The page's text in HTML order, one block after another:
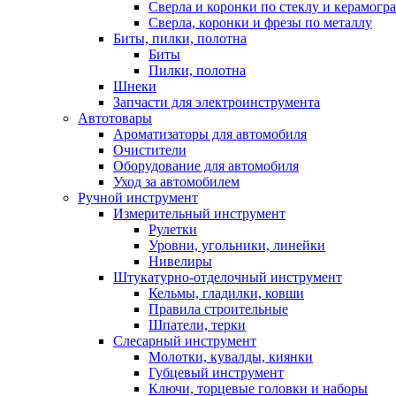
Сверла и коронки по стеклу и
Сверла, коронки и фрезы по металлу
Биты, пилки, полотна
Биты
Пилки, полотна
Шнеки
Запчасти для электроинструмента
Автотовары
Ароматизаторы для автомобиля
Очистители
Оборудование для автомобиля
Уход за автомобилем
Ручной инструмент
Измерительный инструмент
Рулетки
Уровни, угольники, линейки
Нивелиры
Штукатурно-отделочный инструмент
Кельмы, гладилки, ковши
Правила строительные
Шпатели, терки
Слесарный инструмент
Молотки, кувалды, киянки
Губцевый инструмент
Ключи, торцевые головки и наборы